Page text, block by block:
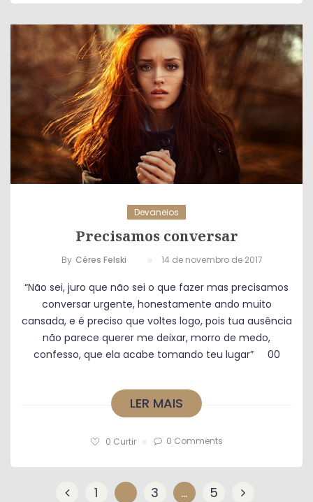
Devaneios
Precisamos conversar
By Céres Felski 14 de novembro de 2017
“Não sei, juro que não sei o que fazer mas precisamos
conversar urgente, honestamente ando muito
cansada, e é preciso que voltes logo, pois tua ausência
não parece querer me deixar, morro de medo,
confesso, que ela acabe tomando teu lugar” 00
LER MAIS
0 Curtir 0 Comments
1 3 … 5